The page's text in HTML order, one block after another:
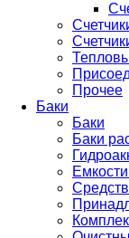
Прочее
Баки
Баки
Баки